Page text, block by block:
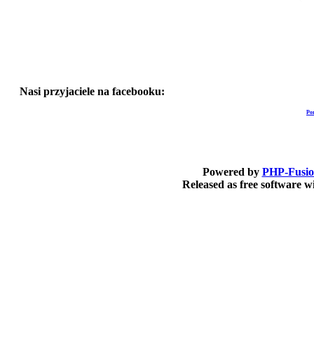
Nasi przyjaciele na facebooku:
Powered by PHP-
Released as free software